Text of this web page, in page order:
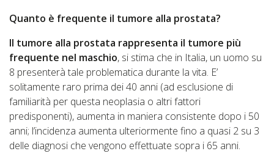
Quanto è frequente il tumore alla prostata?
Il tumore alla prostata rappresenta il tumore più
frequente nel maschio, si stima che in Italia, un uomo su
8 presenterà tale problematica durante la vita. E’
solitamente raro prima dei 40 anni (ad esclusione di
familiarità per questa neoplasia o altri fattori
predisponenti), aumenta in maniera consistente dopo i 50
anni; l’incidenza aumenta ulteriormente fino a quasi 2 su 3
delle diagnosi che vengono effettuate sopra i 65 anni.